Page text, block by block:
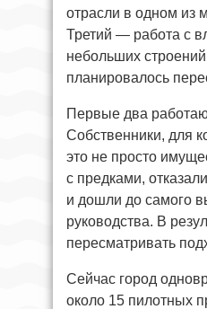
отрасли в одном из
Третий — работа с
небольших
планировалось
Первые два
Собственники, для
это не просто
с предками,
и дошли до самого
руководства. В
пересматривать
Сейчас город
около 15 пилотных